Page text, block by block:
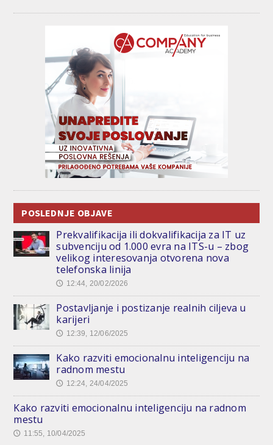
POSLEDNJE OBJAVE
Prekvalifikacija ili dokvalifikacija za IT uz
subvenciju od 1.000 evra na ITS-u – zbog
velikog interesovanja otvorena nova
telefonska linija
🕔 12:44, 20/02/2026
Postavljanje i postizanje realnih ciljeva u
karijeri
🕔 12:39, 12/06/2025
Kako razviti emocionalnu inteligenciju na
radnom mestu
🕔 12:24, 24/04/2025
Kako razviti emocionalnu inteligenciju na radnom
mestu
🕔 11:55, 10/04/2025